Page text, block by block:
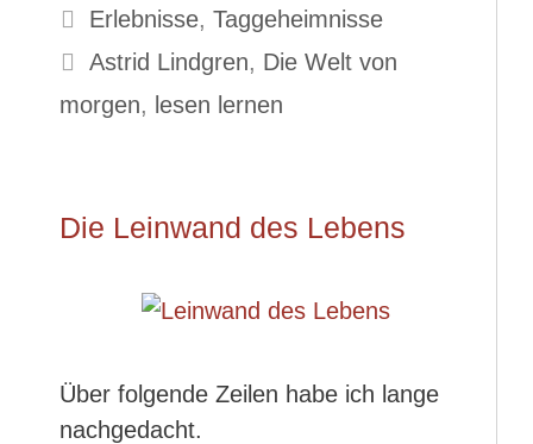
Kategorien
Erlebnisse, Taggeheimnisse
Schlagwörter
Astrid Lindgren, Die Welt von
morgen, lesen lernen
Die Leinwand des Lebens
Über folgende Zeilen habe ich lange
nachgedacht.